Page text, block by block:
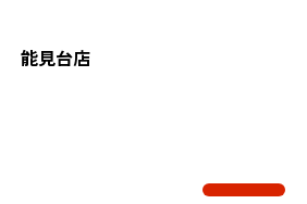
能見台店